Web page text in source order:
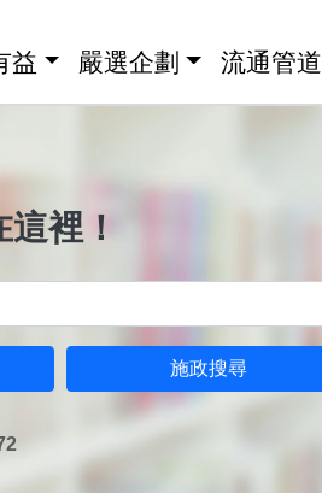
益 嚴選企劃 流通管道
裡！
施政搜尋